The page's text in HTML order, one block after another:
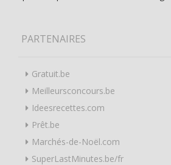
PARTENAIRES
Gratuit.be
Meilleursconcours.be
Ideesrecettes.com
Prêt.be
Marchés-de-Noël.com
SuperLastMinutes.be/fr